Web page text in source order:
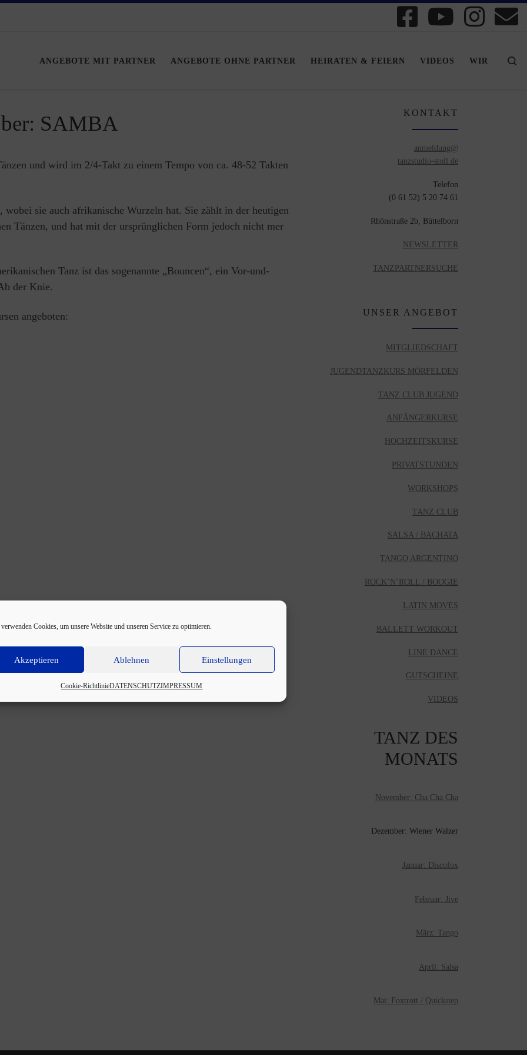
Cookies, um unsere Website und unseren Service zu optimieren.
Akzeptieren Ablehnen Einstellungen
Cookie-RichtlinieDATENSCHUTZIMPRESSUM
ANGEBOTE MIT PARTNER ANGEBOTE OHNE PARTNER HEIRATEN & FEIERN VIDEOS WIR
SAMBA
und wird im 2/4-Takt zu einem Tempo von ca. 48-52 Takten
sie auch afrikanische Wurzeln hat. Sie zählt in der heutigen
Tänzen, und hat mit der ursprünglichen Form jedoch nicht mer
Tanz ist das sogenannte „Bouncen“, ein Vor-und-
der Knie.
angeboten:
KONTAKT
anmeldung@
tanzstudio-stoll.de
Telefon
(0 61 52) 5 20 74 61
Rhönstraße 2b, Büttelborn
NEWSLETTER
TANZPARTNERSUCHE
UNSER ANGEBOT
MITGLIEDSCHAFT
JUGENDTANZKURS MÖRFELDEN
TANZ CLUB JUGEND
ANFÄNGERKURSE
HOCHZEITSKURSE
PRIVATSTUNDEN
WORKSHOPS
TANZ CLUB
SALSA / BACHATA
TANGO ARGENTINO
ROCK’N’ROLL / BOOGIE
LATIN MOVES
BALLETT WORKOUT
LINE DANCE
GUTSCHEINE
VIDEOS
TANZ DES
MONATS
November: Cha Cha Cha
Dezember: Wiener Walzer
Januar: Discofox
Februar: Jive
März: Tango
April: Salsa
Mai: Foxtrott / Quickstep